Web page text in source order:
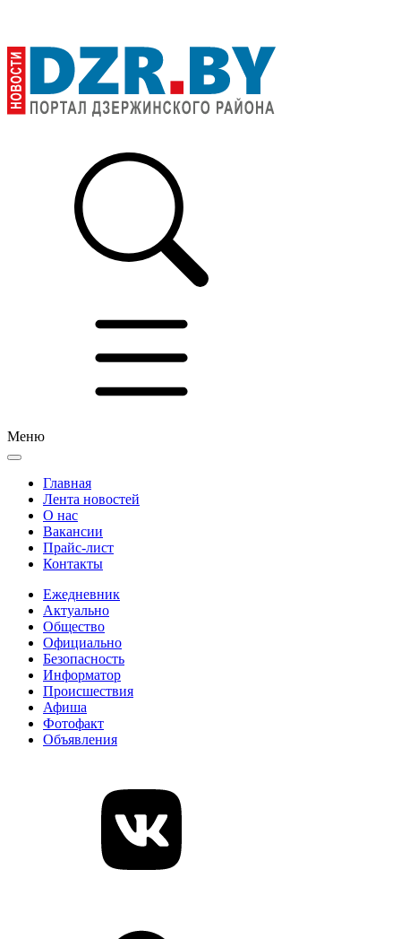
Меню
Главная
Лента новостей
О нас
Вакансии
Прайс-лист
Контакты
Ежедневник
Актуально
Общество
Официально
Безопасность
Информатор
Происшествия
Афиша
Фотофакт
Объявления